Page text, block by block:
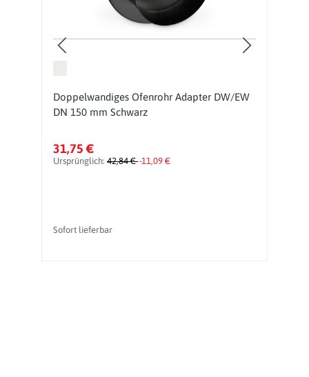
Doppelwandiges Ofenrohr Adapter DW/EW
DN 150 mm Schwarz
31,75 €
Ursprünglich: 42,84 €-11,09 €
Sofort lieferbar